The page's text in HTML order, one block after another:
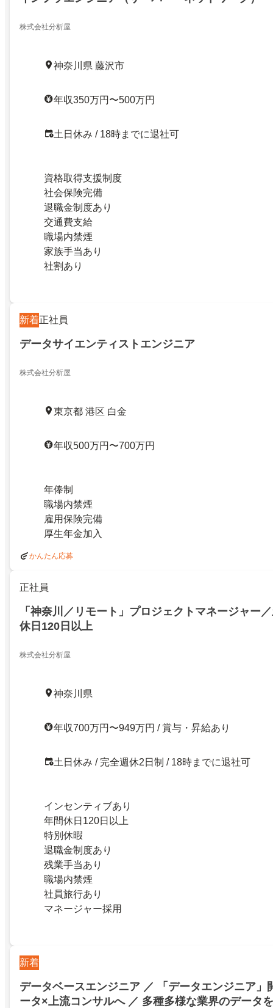
株式会社分析屋
神奈川県 藤沢市
年収350万円〜500万円
土日休み / 18時までに退社可
資格取得支援制度
社会保険完備
退職金制度あり
交通費支給
職場内禁煙
家族手当あり
社割あり
新着正社員
データサイエンティストエンジニア
株式会社分析屋
東京都 港区 白金
年収500万円〜700万円
年俸制
職場内禁煙
雇用保険完備
厚生年金加入
かんたん応募
正社員
「神奈川／リモート」プロジェクトマネージャー
休日120日以上
株式会社分析屋
神奈川県
年収700万円〜949万円 / 賞与・昇給あり
土日休み / 完全週休2日制 / 18時までに退社可
インセンティブあり
年間休日120日以上
特別休暇
退職金制度あり
残業手当あり
職場内禁煙
社員旅行あり
マネージャー採用
新着
データベースエンジニア ／ 「データエンジニア」
ータ×上流コンサルへ ／ 多種多様な業界のデータ